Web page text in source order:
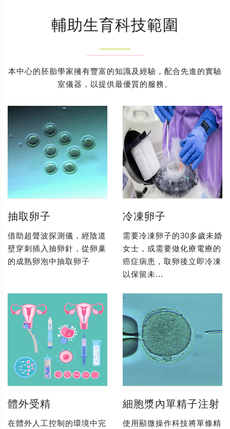
輔助生育科技範圍
本中心的胚胎學家擁有豐富的知識及經驗，配合先進的實驗
室儀器，以提供最優質的服務。
抽取卵子
借助超聲波探測儀，經陰道
壁穿刺插入抽卵針，從卵巢
的成熟卵泡中抽取卵子
冷凍卵子
需要冷凍卵子的30多歲未婚
女士，或需要做化療電療的
癌症病患，取卵後立即冷凍
以保留未...
體外受精
在體外人工控制的環境中完
細胞漿內單精子注射
使用顯微操作科技將單條精